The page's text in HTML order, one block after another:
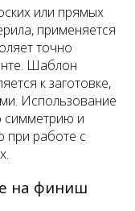
или прямых
применяется
точно
Шаблон
к заготовке,
Использование
симметрию и
при работе с
на финиш